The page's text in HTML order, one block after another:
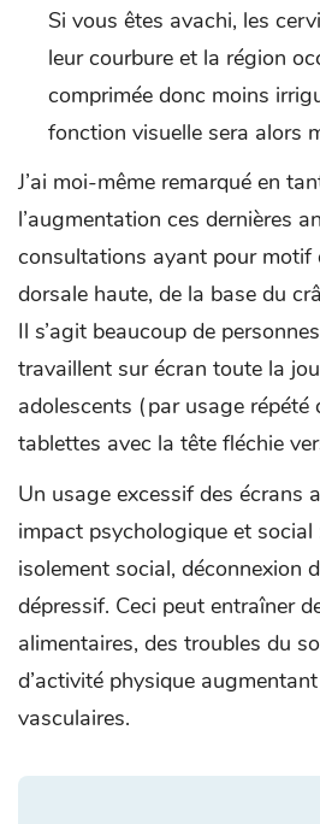
Si vous êtes avachi, les
leur courbure et la région
comprimée donc moins
fonction visuelle sera alors
J’ai moi-même remarqué en
l’augmentation ces dernières
consultations ayant pour motif
dorsale haute, de la base du
Il s’agit beaucoup de
travaillent sur écran toute la
adolescents (par usage répété
tablettes avec la tête fléchie
Un usage excessif des écrans
impact psychologique et social
isolement social, déconnexion
dépressif. Ceci peut entraîner
alimentaires, des troubles du
d’activité physique
vasculaires.